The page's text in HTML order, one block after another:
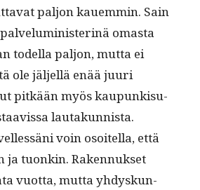
paljon kauem­min. Sain
omas­ta
todel­la paljon, mut­ta ei
ole jäl­jel­lä enää juuri
pitkään myös kaupunkisu­
lau­takun­nista.
voin osoitel­la, että
ja tuonkin. Raken­nuk­set
vuot­ta, mut­ta yhdyskun­